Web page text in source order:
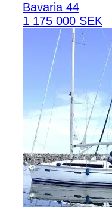
Bavaria 44
1 175 000 SEK